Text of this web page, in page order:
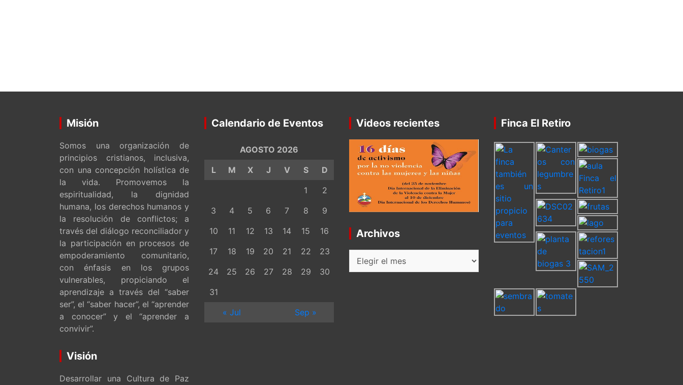
Misión
Somos una organización de
principios cristianos, inclusiva,
con una concepción holística de
la vida. Promovemos la
espiritualidad, la dignidad
humana, los derechos humanos y
la resolución de conflictos; a
través del diálogo reconciliador y
la participación en procesos de
empoderamiento comunitario,
con énfasis en los grupos
vulnerables, propiciando el
aprendizaje a través del “saber
ser”, el “saber hacer”, el “aprender
a conocer” y el “aprender a
convivir”.
Visión
Desarrollar una Cultura de Paz
Calendario de Eventos
AGOSTO 2026
L
M X J V S
D
1
2
3
4 5 6 7 8
9
10
11 12 13 14 15
16
17
18 19 20 21 22
23
24
25 26 27 28 29
30
31
« Jul
Sep »
Videos recientes
Archivos
Archivos
Finca El Retiro